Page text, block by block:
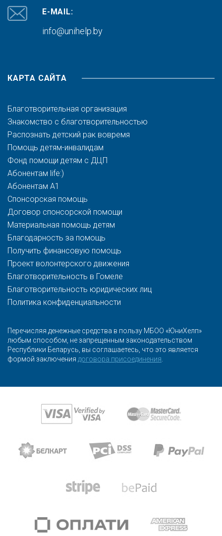
E-MAIL:
info@unihelp.by
КАРТА САЙТА
Благотворительная организация
Знакомство с благотворительностью
Распознать детский рак вовремя
Помощь детям-инвалидам
Фонд помощи детям с ДЦП
Абонентам life:)
Абонентам A1
Спонсорская помощь
Договор спонсорской помощи
Материальная помощь детям
Благодарность за помощь
Получить финансовую помощь
Проект волонтерского движения
Благотворительность в Гомеле
Благотворительность юридических лиц
Политика конфиденциальности
Перечисляя денежные средства в пользу МБОО «ЮниХелп»
любым способом, не запрещенным законодательством
Республики Беларусь, вы соглашаетесь, что это является
формой заключения договора присоединения.